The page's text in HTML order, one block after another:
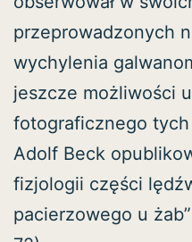
przeprowadzonych
wychylenia
jeszcze możliwości
fotograficznego
Adolf Beck
fizjologii części
pacierzowego u